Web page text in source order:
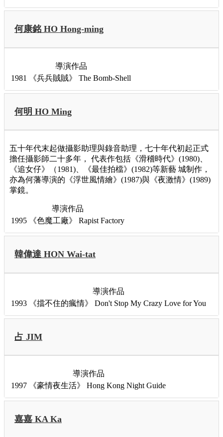
何康銘 HO Hong-ming
導演作品
1981
《兵兵賊賊》 The Bomb-Shell
何明 HO Ming
五十年代末起做攝影助理與錄音助理，七十年代初起正式
擔任攝影師二十多年， 代表作包括《滑稽時代》(1980)、
《追女仔》（1981)、《最佳拍檔》(1982)等新藝 城制作，
亦為何藩導演的《浮世風情繪》(1987)與《夜激情》(1989)
掌鏡。
導演作品
1995
《色魔工廠》 Rapist Factory
韓偉達 HON Wai-tat
導演作品
1993
《擋不住的瘋情》 Don't Stop My Crazy Love for You
占 JIM
導演作品
1997
《豪情夜生活》 Hong Kong Night Guide
嘉嘉 KA Ka